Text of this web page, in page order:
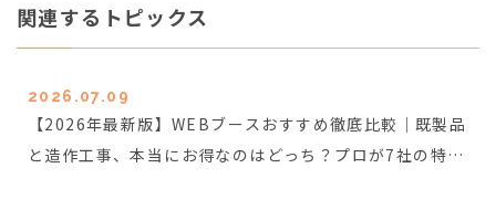
関連するトピックス
2026.07.09
【2026年最新版】WEBブースおすすめ徹底比較｜既製品
と造作工事、本当にお得なのはどっち？プロが7社の特徴